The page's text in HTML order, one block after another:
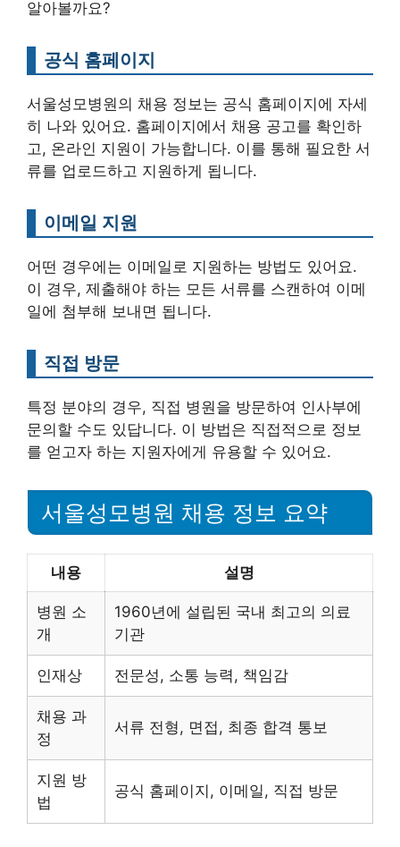
알아볼까요?
공식 홈페이지
서울성모병원의 채용 정보는 공식 홈페이지에 자세
히 나와 있어요. 홈페이지에서 채용 공고를 확인하
고, 온라인 지원이 가능합니다. 이를 통해 필요한 서
류를 업로드하고 지원하게 됩니다.
이메일 지원
어떤 경우에는 이메일로 지원하는 방법도 있어요.
이 경우, 제출해야 하는 모든 서류를 스캔하여 이메
일에 첨부해 보내면 됩니다.
직접 방문
특정 분야의 경우, 직접 병원을 방문하여 인사부에
문의할 수도 있답니다. 이 방법은 직접적으로 정보
를 얻고자 하는 지원자에게 유용할 수 있어요.
서울성모병원 채용 정보 요약
내용 설명
병원 소
개
1960년에 설립된 국내 최고의 의료
기관
인재상 전문성, 소통 능력, 책임감
채용 과
정
서류 전형, 면접, 최종 합격 통보
지원 방
법
공식 홈페이지, 이메일, 직접 방문